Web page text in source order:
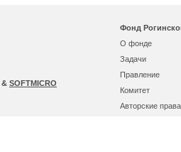
& SOFTMICRO
Фонд
О фонде
Задачи
Правление
Комитет
Авторские права